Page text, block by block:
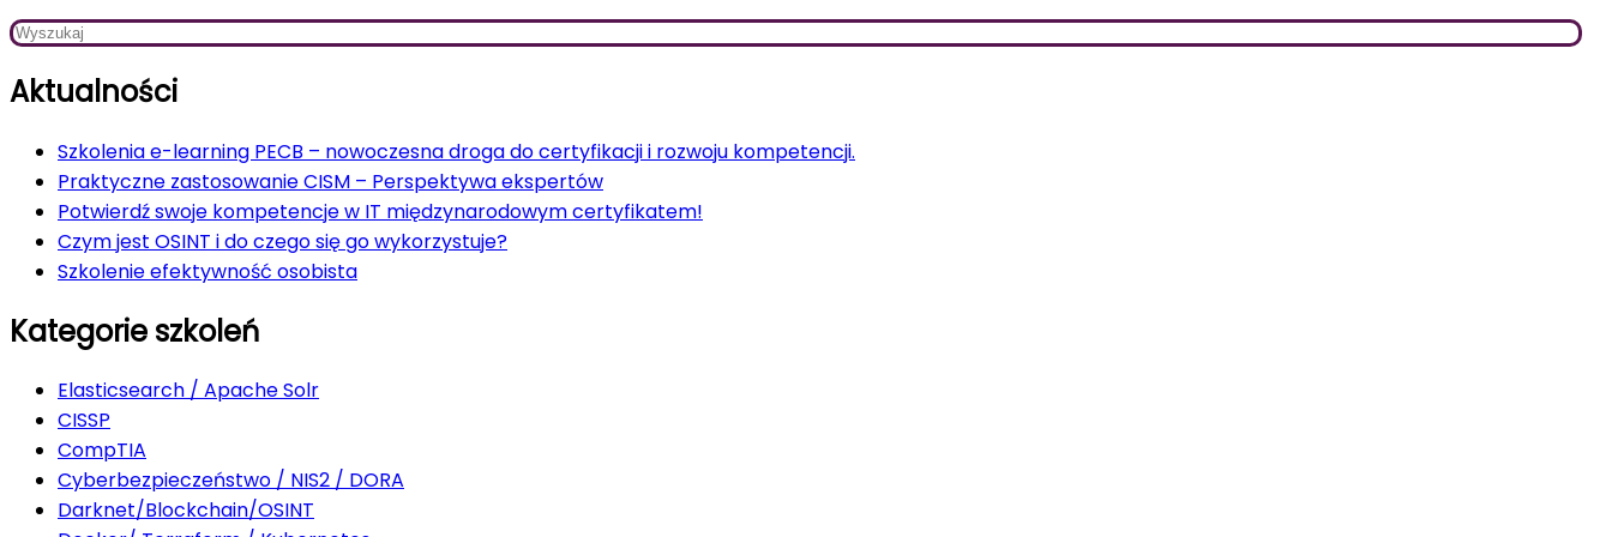
Aktualności
Szkolenia e-learning PECB – nowoczesna droga do certyfikacji i rozwoju kompetencji.
Praktyczne zastosowanie CISM – Perspektywa ekspertów
Potwierdź swoje kompetencje w IT międzynarodowym certyfikatem!
Czym jest OSINT i do czego się go wykorzystuje?
Szkolenie efektywność osobista
Kategorie szkoleń
Elasticsearch / Apache Solr
CISSP
CompTIA
Cyberbezpieczeństwo / NIS2 / DORA
Darknet/Blockchain/OSINT